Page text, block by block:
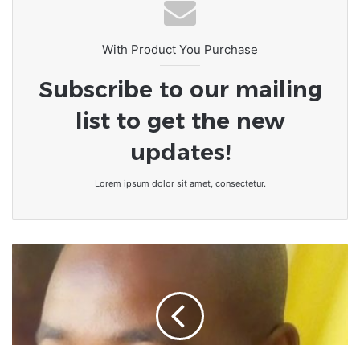
With Product You Purchase
Subscribe to our mailing
list to get the new
updates!
Lorem ipsum dolor sit amet, consectetur.
[Chronique]